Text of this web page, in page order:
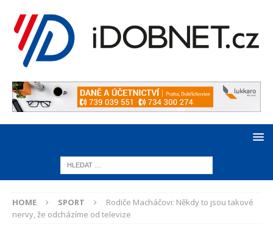
HOME SPORT
Rodiče Macháčovi: Někdy to jsou takové
nervy, že odcházíme od televize